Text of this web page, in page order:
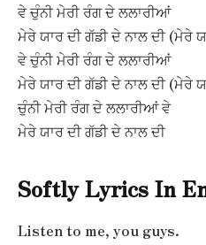
ਵੇ ਚੁੰਨੀ ਮੇਰੀ ਰੰਗ ਦੇ ਲਲਾਰੀਆਂ
ਮੇਰੇ ਯਾਰ ਦੀ ਗੱਡੀ ਦੇ ਨਾਲ ਦੀ (ਮੇਰੇ
ਵੇ ਚੁੰਨੀ ਮੇਰੀ ਰੰਗ ਦੇ ਲਲਾਰੀਆਂ
ਮੇਰੇ ਯਾਰ ਦੀ ਗੱਡੀ ਦੇ ਨਾਲ ਦੀ (ਮੇਰੇ
ਚੁੰਨੀ ਮੇਰੀ ਰੰਗ ਦੇ ਲਲਾਰੀਆਂ ਵੇ
ਮੇਰੇ ਯਾਰ ਦੀ ਗੱਡੀ ਦੇ ਨਾਲ ਦੀ
Softly Lyrics In
Listen to me, you guys.